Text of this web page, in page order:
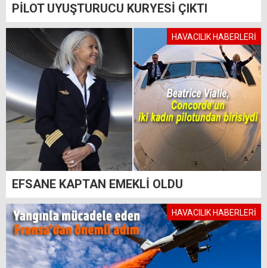
PİLOT UYUŞTURUCU KURYESİ ÇIKTI
HAVACILIK HABERLERİ
EFSANE KAPTAN EMEKLİ OLDU
HAVACILIK HABERLERİ